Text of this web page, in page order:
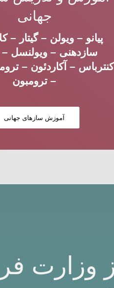
جهانی
پیانو – ویولن – گیتار –
سازدهنی – ویولنسل –
کنترباس – آکاردئون –
– ترومبون
آموزش سازهای جهانی
وزارت